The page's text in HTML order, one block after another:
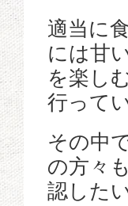
適当に
には甘
を楽し
行って
その中
の方々
認した